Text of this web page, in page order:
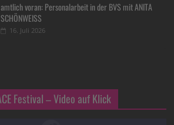
amtlich voran: Personalarbeit in der BVS mit ANITA
SCHÖNWEISS
16. Juli 2026
Festival – Video auf Klick